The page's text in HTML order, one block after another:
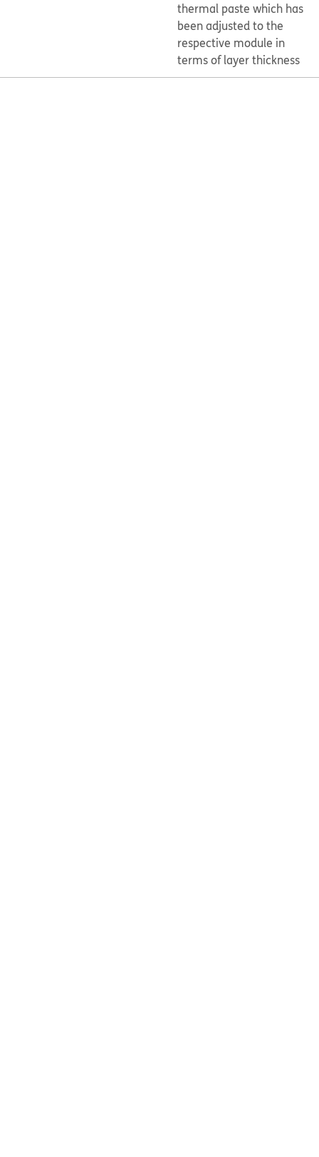
thermal paste which has
been adjusted to the
respective module in
terms of layer thickness